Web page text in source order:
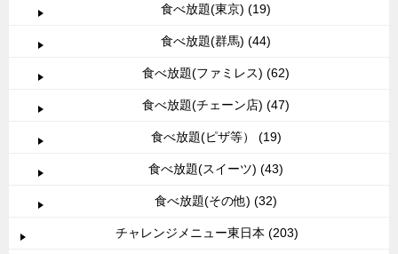
食べ放題(東京) (19)
食べ放題(群馬) (44)
食べ放題(ファミレス) (62)
食べ放題(チェーン店) (47)
食べ放題(ピザ等） (19)
食べ放題(スイーツ) (43)
食べ放題(その他) (32)
チャレンジメニュー東日本 (203)